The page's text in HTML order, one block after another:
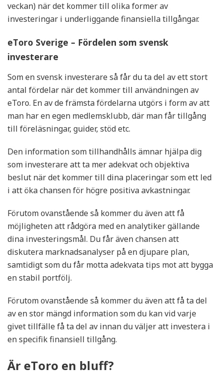
veckan) när det kommer till olika former av
investeringar i underliggande finansiella tillgångar.
eToro Sverige – Fördelen som svensk
investerare
Som en svensk investerare så får du ta del av ett stort
antal fördelar när det kommer till användningen av
eToro. En av de främsta fördelarna utgörs i form av att
man har en egen medlemsklubb, där man får tillgång
till föreläsningar, guider, stöd etc.
Den information som tillhandhålls ämnar hjälpa dig
som investerare att ta mer adekvat och objektiva
beslut när det kommer till dina placeringar som ett led
i att öka chansen för högre positiva avkastningar.
Förutom ovanstående så kommer du även att få
möjligheten att rådgöra med en analytiker gällande
dina investeringsmål. Du får även chansen att
diskutera marknadsanalyser på en djupare plan,
samtidigt som du får motta adekvata tips mot att bygga
en stabil portfölj.
Förutom ovanstående så kommer du även att få ta del
av en stor mängd information som du kan vid varje
givet tillfälle få ta del av innan du väljer att investera i
en specifik finansiell tillgång.
Är eToro en bluff?